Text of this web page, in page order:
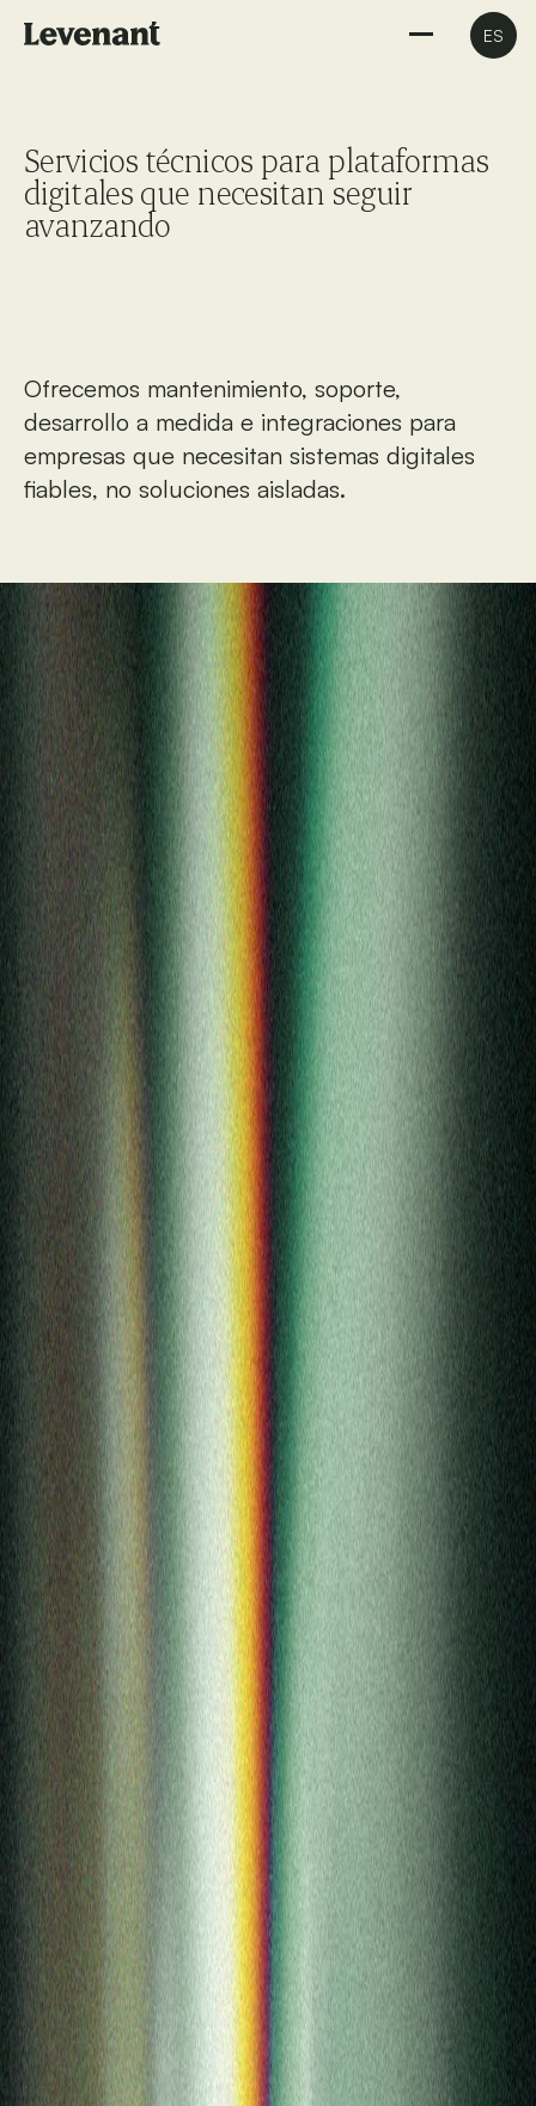
ES
Servicios técnicos para plataformas
digitales que necesitan seguir
avanzando
Ofrecemos mantenimiento, soporte,
desarrollo a medida e integraciones para
empresas que necesitan sistemas digitales
fiables, no soluciones aisladas.